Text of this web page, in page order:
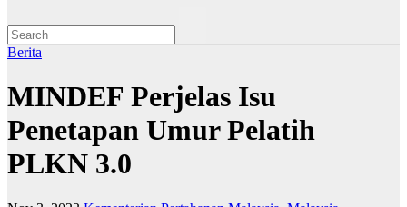
Berita
MINDEF Perjelas Isu
Penetapan Umur Pelatih
PLKN 3.0